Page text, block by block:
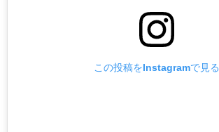
この投稿をInstagramで見る